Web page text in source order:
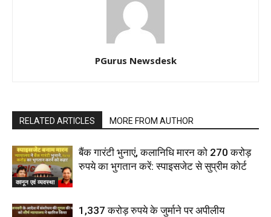
PGurus Newsdesk
RELATED ARTICLES MORE FROM AUTHOR
कानून एवं व्यवस्था
बैंक गारंटी भुनाएं, कलानिधि मारन को 270 करोड़
रुपये का भुगतान करें: स्पाइसजेट से सुप्रीम कोर्ट
1,337 करोड़ रुपये के जुर्माने पर अपीलीय